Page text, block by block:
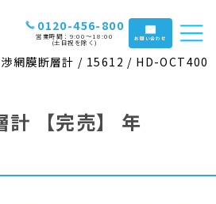
0120-456-800
営業時間：9:00〜18:00
(土日祝を除く) お問い合わせ
渉網膜断層計 / 15612 / HD-OCT400
計 【完売】
年